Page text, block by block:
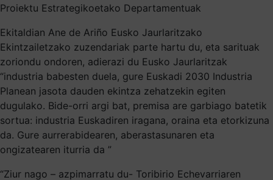
Proiektu Estrategikoetako Departamentuak
Ekitaldian Ane de Ariño Eusko Jaurlaritzako
Ekintzailetzako zuzendariak parte hartu du, eta sarituak
zoriondu ondoren, adierazi du Eusko Jaurlaritzak
“industria babesten duela, gure Euskadi 2030 Industria
Planean jasota dauden ekintza zehatzekin egiten
dugulako. Bide-orri argi bat, premisa are garbiago batetik
sortua: industria Euskadiren iragana, oraina eta etorkizuna
da. Gure aurrerabidearen, aberastasunaren eta
ongizatearen iturria da ”
“Ziur nago – azpimarratu du- Toribirio Echevarriaren